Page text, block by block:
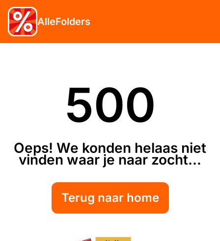
AlleFolders
500
Oeps! We konden helaas niet
vinden waar je naar zocht...
Terug naar home